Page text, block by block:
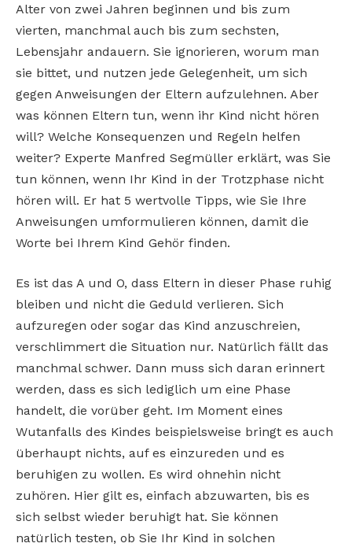
Alter von zwei Jahren beginnen und bis zum
vierten, manchmal auch bis zum sechsten,
Lebensjahr andauern. Sie ignorieren, worum man
sie bittet, und nutzen jede Gelegenheit, um sich
gegen Anweisungen der Eltern aufzulehnen. Aber
was können Eltern tun, wenn ihr Kind nicht hören
will? Welche Konsequenzen und Regeln helfen
weiter? Experte Manfred Segmüller erklärt, was Sie
tun können, wenn Ihr Kind in der Trotzphase nicht
hören will. Er hat 5 wertvolle Tipps, wie Sie Ihre
Anweisungen umformulieren können, damit die
Worte bei Ihrem Kind Gehör finden.
Es ist das A und O, dass Eltern in dieser Phase ruhig
bleiben und nicht die Geduld verlieren. Sich
aufzuregen oder sogar das Kind anzuschreien,
verschlimmert die Situation nur. Natürlich fällt das
manchmal schwer. Dann muss sich daran erinnert
werden, dass es sich lediglich um eine Phase
handelt, die vorüber geht. Im Moment eines
Wutanfalls des Kindes beispielsweise bringt es auch
überhaupt nichts, auf es einzureden und es
beruhigen zu wollen. Es wird ohnehin nicht
zuhören. Hier gilt es, einfach abzuwarten, bis es
sich selbst wieder beruhigt hat. Sie können
natürlich testen, ob Sie Ihr Kind in solchen